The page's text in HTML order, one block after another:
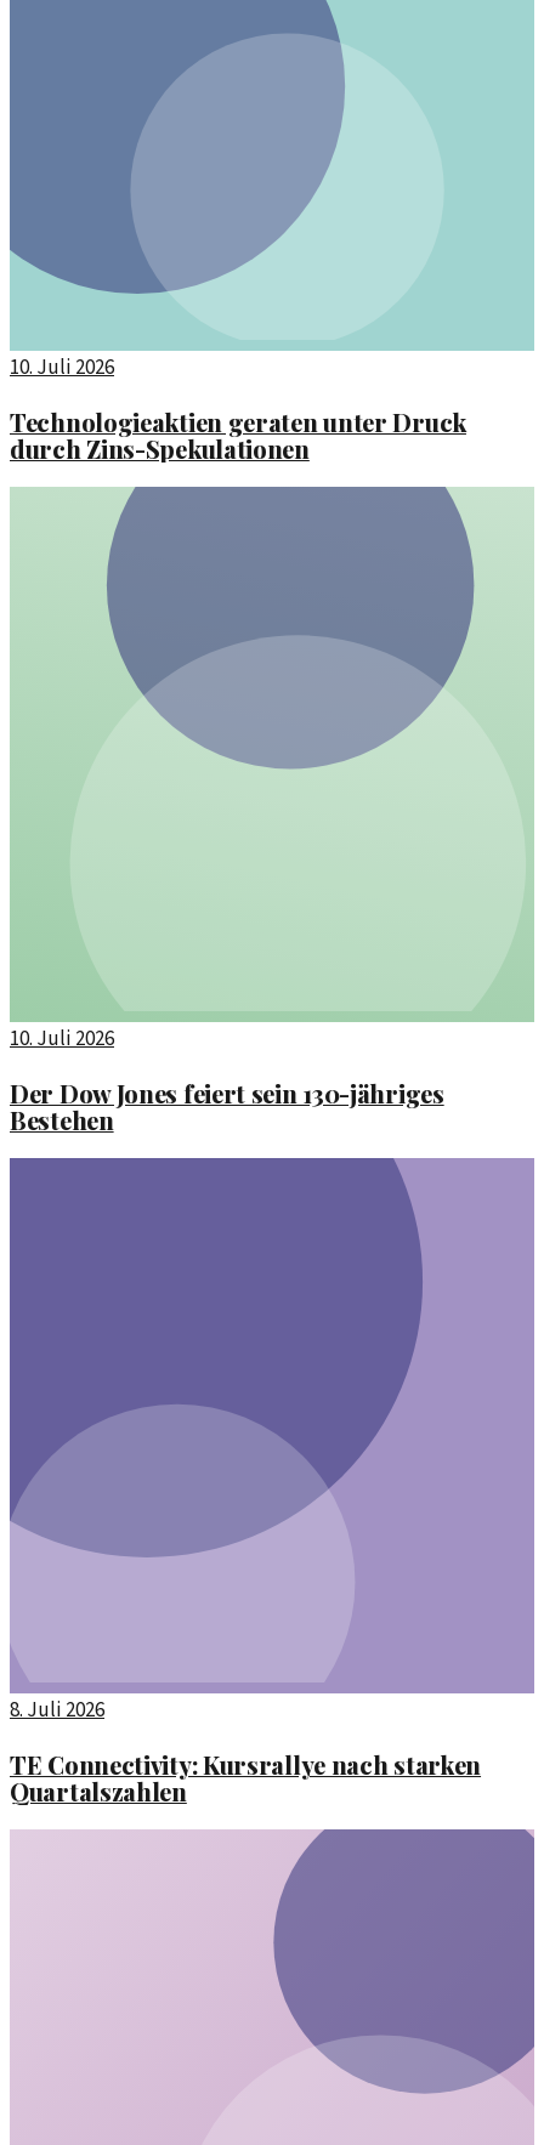
10. Juli 2026
Technologieaktien geraten unter Druck
durch Zins-Spekulationen
10. Juli 2026
Der Dow Jones feiert sein 130-jähriges
Bestehen
8. Juli 2026
TE Connectivity: Kursrallye nach starken
Quartalszahlen